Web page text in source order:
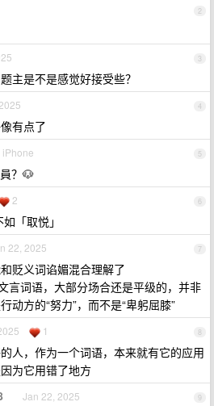
2
3
主是不是感觉好接受些？
4
有点了
5
？🐶
6
2
「取悦」
7
22, 2025
贬义词谄媚混合理解了
言词语，大部分场合还是平级的，并非
动方的“努力”，而不是“卑躬屈膝”
8
1
人，作为一个词语，本来就有它的应用
为它用错了地方
9
Jan 22, 2025